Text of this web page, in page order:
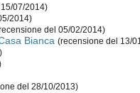
07/2014)
2014)
del 05/02/2014)
Bianca (recensione del 13/
del 28/10/2013)